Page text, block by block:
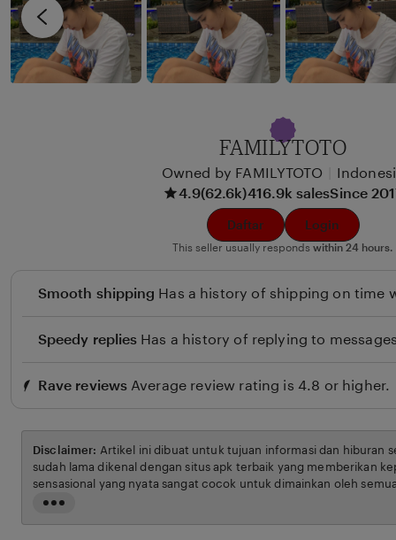
i
x
u
i
e
FAMILYTOTO
Owned by FAMILYTOTO
4.9(62.6k)416.9k salesSince
Daftar Login
This seller usually responds within 24 hours.
Smooth shipping Has a history of shipping on time
Speedy replies Has a history of replying to
Rave reviews Average review rating is 4.8 or higher.
Read
the
Disclaimer: Artikel ini dibuat untuk tujuan informasi dan hiburan
sudah lama dikenal dengan situs apk terbaik yang memberikan
sensasional yang nyata sangat cocok untuk dimainkan oleh
syarat dan ketentuan yang berlaku.